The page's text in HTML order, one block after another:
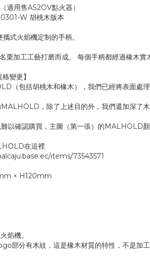
用售AS2OV點火器）
W 胡桃木版本
式火焰機定制的手柄。
栗加工工藝打磨而成。 每個手柄都經過橡木實
變更】
（包括胡桃木和橡木），我們已經將表面處
，除了上述目的外，我們還加深了
以確認購買，主圖（第一張）的MALHOLD
在這裡
items/73543571
× H120mm
焰機。
部分有木紋，這是橡木材質的特性，不是加